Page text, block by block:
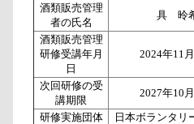
酒類販売管理
者の氏名
具 昤
酒類販売管理
研修受講年月
日
2024年11
次回研修の受
講期限
2027年10
研修実施団体
日本ボランタリ